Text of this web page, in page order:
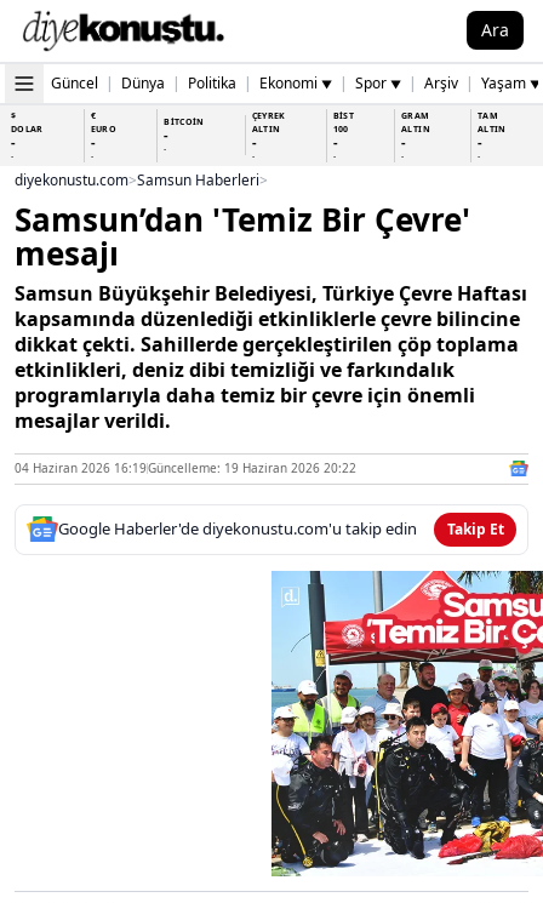
Ara
Güncel | Dünya | Politika | Ekonomi ▼ | Spor ▼ | Arşiv | Yaşam ▼
$
DOLAR
-
-
€
EURO
-
-
BİTCOİN
-
-
ÇEYREK
ALTIN
-
-
BİST
100
-
-
GRAM
ALTIN
-
-
TAM
ALTIN
-
-
diyekonustu.com>Samsun Haberleri>
Samsun’dan 'Temiz Bir Çevre'
mesajı
Samsun Büyükşehir Belediyesi, Türkiye Çevre Haftası
kapsamında düzenlediği etkinliklerle çevre bilincine
dikkat çekti. Sahillerde gerçekleştirilen çöp toplama
etkinlikleri, deniz dibi temizliği ve farkındalık
programlarıyla daha temiz bir çevre için önemli
mesajlar verildi.
04 Haziran 2026 16:19Güncelleme: 19 Haziran 2026 20:22
Google Haberler'de diyekonustu.com'u takip edin Takip Et